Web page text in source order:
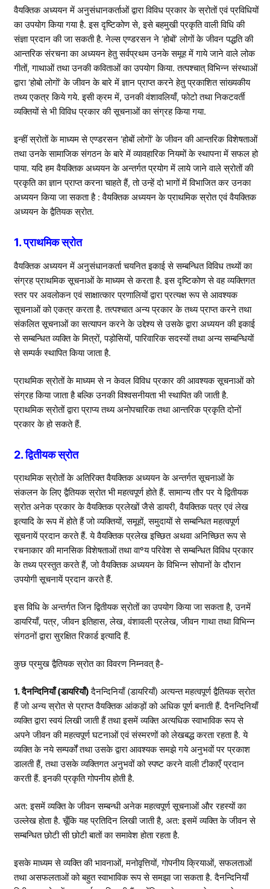
वैयक्तिक अध्ययन में अनुसंधानकर्ताओं द्वारा विविध प्रकार के स्रोतों एवं प्रविधियों
का उपयोग किया गया है. इस दृष्टिकोण से, इसे बहमुखी प्रकृति वाली विधि की
संज्ञा प्रदान की जा सकती है. नेल्स एण्डरसन ने ‘होबों’ लोगों के जीवन पद्धति की
आन्तरिक संरचना का अध्ययन हेतु सर्वप्रथम उनके समूह में गाये जाने वाले लोक
गीतों, गाथाओं तथा उनकी कविताओं का उपयोग किया. तत्पश्चात् विभिन्न संस्थाओं
द्वारा ‘होबो लोगों’ के जीवन के बारे में ज्ञान प्राप्त करने हेतु प्रकाशित सांख्यकीय
तथ्य एकत्र किये गये. इसी क्रम में, उनकी वंशावलियाँ, फोटो तथा निकटवर्ती
व्यक्तियों से भी विविध प्रकार की सूचनाओं का संग्रह किया गया.
इन्हीं स्रोतों के माध्यम से एण्डरसन ‘होबों लोगों’ के जीवन की आन्तरिक विशेषताओं
तथा उनके सामाजिक संगठन के बारे में व्यावहारिक नियमों के स्थापना में सफल हो
पाया. यदि हम वैयक्तिक अध्ययन के अन्तर्गत प्रयोग में लाये जाने वाले स्रोतों की
प्रकृति का ज्ञान प्राप्त करना चाहते हैं, तो उन्हें दो भागों में विभाजित कर उनका
अध्ययन किया जा सकता है : वैयक्तिक अध्ययन के प्राथमिक स्रोत एवं वैयक्तिक
अध्ययन के द्वैतियक स्रोत.
1. प्राथमिक स्रोत
वैयक्तिक अध्ययन में अनुसंधानकर्ता चयनित इकाई से सम्बन्धित विविध तथ्यों का
संग्रह प्राथमिक सूचनाओं के माध्यम से करता है. इस दृष्टिकोण से वह व्यक्तिगत
स्तर पर अवलोकन एवं साक्षात्कार प्रणालियों द्वारा प्रत्यक्ष रूप से आवश्यक
सूचनाओं को एकत्र करता है. तत्पश्चात अन्य प्रकार के तथ्य प्राप्त करने तथा
संकलित सूचनाओं का सत्यापन करने के उद्देश्य से उसके द्वारा अध्ययन की इकाई
से सम्बन्धित व्यक्ति के मित्रों, पड़ोसियों, पारिवारिक सदस्यों तथा अन्य सम्बन्धियों
से सम्पर्क स्थापित किया जाता है.
प्राथमिक स्रोतों के माध्यम से न केवल विविध प्रकार की आवश्यक सूचनाओं को
संग्रह किया जाता है बल्कि उनकी विश्वसनीयता भी स्थापित की जाती है.
प्राथमिक स्रोतों द्वारा प्राप्य तथ्य अनोपचारिक तथा आन्तरिक प्रकृति दोनों
प्रकार के हो सकते हैं.
2. द्वितीयक स्रोत
प्राथमिक स्रोतों के अतिरिक्त वैयक्तिक अध्ययन के अन्तर्गत सूचनाओं के
संकलन के लिए द्वैतियक स्रोत भी महत्वपूर्ण होते हैं. सामान्य तौर पर ये द्वितीयक
स्रोत अनेक प्रकार के वैयक्तिक प्रलेखों जैसे डायरी, वैयक्तिक पत्र एवं लेख
इत्यादि के रूप में होते हैं जो व्यक्तियों, समूहों, समुदायों से सम्बन्धित महत्वपूर्ण
सूचनायें प्रदान करते हैं. ये वैयक्तिक प्रलेख इच्छित अथवा अनिच्छित रूप से
रचनाकार की मानसिक विशेषताओं तथा वाºय परिवेश से सम्बन्धित विविध प्रकार
के तथ्य प्रस्तुत करते हैं, जो वैयक्तिक अध्ययन के विभिन्न सोपानों के दौरान
उपयोगी सूचनायें प्रदान करते हैं.
इस विधि के अन्तर्गत जिन द्वितीयक स्रोतों का उपयोग किया जा सकता है, उनमें
डायरियाँ, पत्र, जीवन इतिहास, लेख, वंशावली प्रलेख, जीवन गाथा तथा विभिन्न
संगठनों द्वारा सुरक्षित रिकार्ड इत्यादि हैं.
कुछ प्रमुख द्वैतियक स्रोत का विवरण निम्नवत् है-
1. दैनन्दिनियाँ (डायरियाँ)दैनन्दिनियाँ (डायरियाँ) अत्यन्त महत्वपूर्ण द्वैतियक स्रोत
हैं जो अन्य स्रोत से प्राप्त वैयक्तिक आंकड़ों को अधिक पूर्ण बनाती हैं. दैनन्दिनियाँ
व्यक्ति द्वारा स्वयं लिखी जाती हैं तथा इसमें व्यक्ति अत्यधिक स्वाभाविक रूप से
अपने जीवन की महत्वपूर्ण घटनाओं एवं संस्मरणों को लेखबद्ध करता रहता है. ये
व्यक्ति के नये सम्पर्कों तथा उसके द्वारा आवश्यक समझे गये अनुभवों पर प्रकाश
डालती हैं, तथा उसके व्यक्तिगत अनुभवों को स्पष्ट करने वाली टीकाएँ प्रदान
करती हैं. इनकी प्रकृति गोपनीय होती है.
अत: इसमें व्यक्ति के जीवन सम्बन्धी अनेक महत्वपूर्ण सूचनाओं और रहस्यों का
उल्लेख होता है. चूँकि यह प्रतिदिन लिखी जाती है, अत: इसमें व्यक्ति के जीवन से
सम्बन्धित छोटी सी छोटी बातों का समावेश होता रहता है.
इसके माध्यम से व्यक्ति की भावनाओं, मनोवृत्तियों, गोपनीय क्रियाओं, सफलताओं
तथा असफलताओं को बहुत स्वाभाविक रूप से समझा जा सकता है. दैनन्दिनियाँ